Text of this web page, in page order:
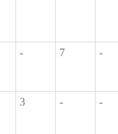
- 7 -
3 - -